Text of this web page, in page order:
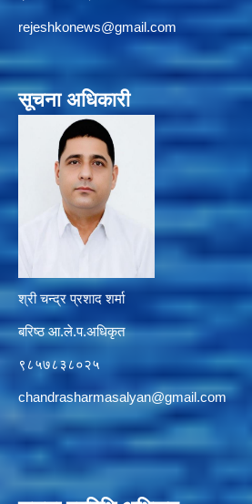
rejeshkonews@gmail.com
सूचना अधिकारी
श्री चन्द्र प्रशाद शर्मा
बरिष्ठ आ.ले.प.अधिकृत
९८५७८३८०२५
chandrasharmasalyan@gmail.com